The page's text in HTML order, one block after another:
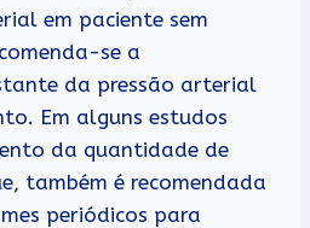
em paciente sem
se a
da pressão arterial
Em alguns estudos
da quantidade de
também é recomendada
periódicos para